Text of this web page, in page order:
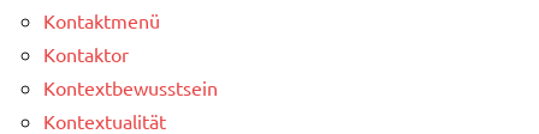
Kontaktmenü
Kontaktor
Kontextbewusstsein
Kontextualität